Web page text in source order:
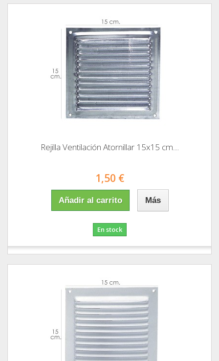
Rejilla Ventilación Atornillar 15x15 cm....
1,50 €
Añadir al carrito Más
En stock